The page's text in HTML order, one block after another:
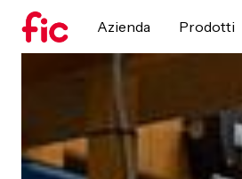
Azienda Prodotti